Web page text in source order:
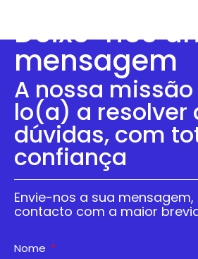
Deixe-nos
mensagem
A nossa
lo(a) a resolver
dúvidas, com
confiança
Envie-nos a sua
contacto com a maior
Nome